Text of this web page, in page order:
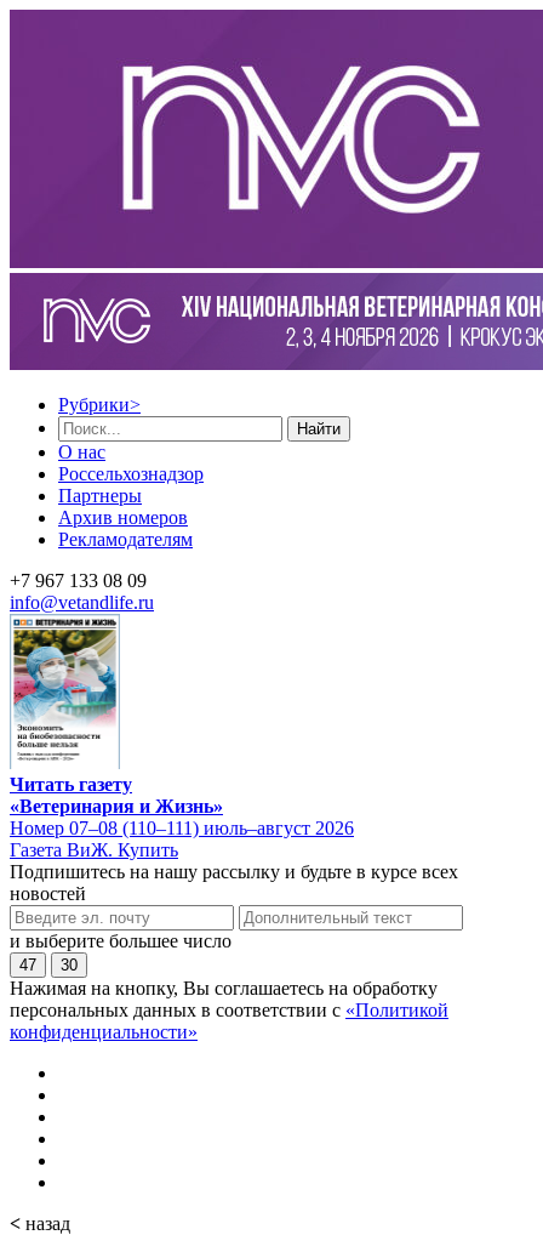
Рубрики>
Найти
О нас
Россельхознадзор
Партнеры
Архив номеров
Рекламодателям
+7 967 133 08 09
info@vetandlife.ru
Читать газету
«Ветеринария и Жизнь»
Номер 07–08 (110–111) июль–август 2026
Газета ВиЖ. Купить
Подпишитесь на нашу рассылку и будьте в курсе всех
новостей
и выберите большее число
47 30
Нажимая на кнопку, Вы соглашаетесь на обработку
персональных данных в соответствии с «Политикой
конфиденциальности»
< назад